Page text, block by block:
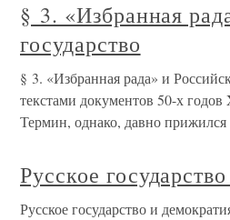
§ 3. «Избранная
государство
§ 3. «Избранная рада» и
текстами документов 50-х
Термин, однако, давно прижился
Русское
Русское государство и